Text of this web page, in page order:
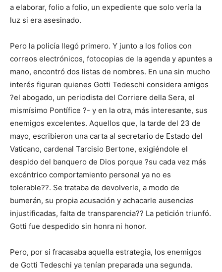
a elaborar, folio a folio, un expediente que solo vería la
luz si era asesinado.
Pero la policía llegó primero. Y junto a los folios con
correos electrónicos, fotocopias de la agenda y apuntes a
mano, encontró dos listas de nombres. En una sin mucho
interés figuran quienes Gotti Tedeschi considera amigos
?el abogado, un periodista del Corriere della Sera, el
mismísimo Pontífice ?- y en la otra, más interesante, sus
enemigos excelentes. Aquellos que, la tarde del 23 de
mayo, escribieron una carta al secretario de Estado del
Vaticano, cardenal Tarcisio Bertone, exigiéndole el
despido del banquero de Dios porque ?su cada vez más
excéntrico comportamiento personal ya no es
tolerable??. Se trataba de devolverle, a modo de
bumerán, su propia acusación y achacarle ausencias
injustificadas, falta de transparencia?? La petición triunfó.
Gotti fue despedido sin honra ni honor.
Pero, por si fracasaba aquella estrategia, los enemigos
de Gotti Tedeschi ya tenían preparada una segunda.